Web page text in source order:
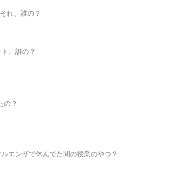
れ、誰の？
、誰の？
の？
エンザで休んでた間の授業のやつ？